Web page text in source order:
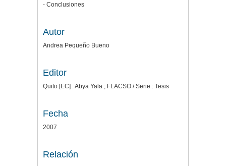
- Conclusiones
Autor
Andrea Pequeño Bueno
Editor
Quito [EC] : Abya Yala ; FLACSO / Serie : Tesis
Fecha
2007
Relación